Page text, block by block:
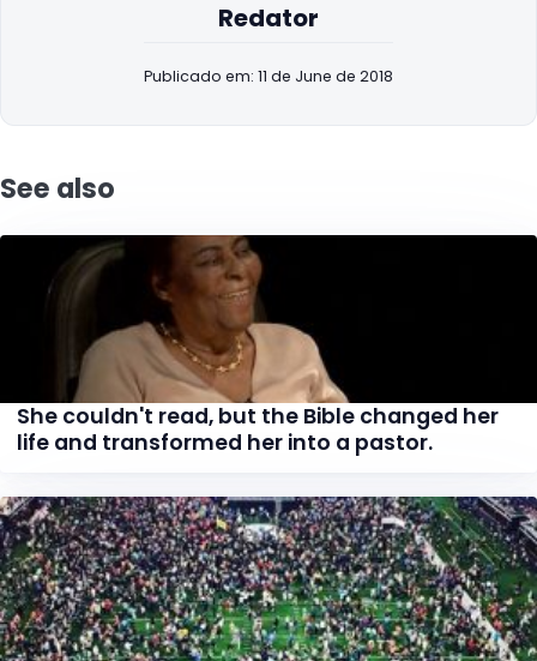
Redator
Publicado em: 11 de June de 2018
See also
She couldn't read, but the Bible changed her
life and transformed her into a pastor.